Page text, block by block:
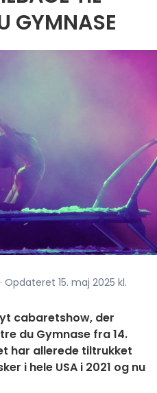
GYMNASE
· Opdateret 15. maj 2025 kl.
cabaretshow, der
du Gymnase fra 14.
har allerede tiltrukket
i hele USA i 2021 og nu